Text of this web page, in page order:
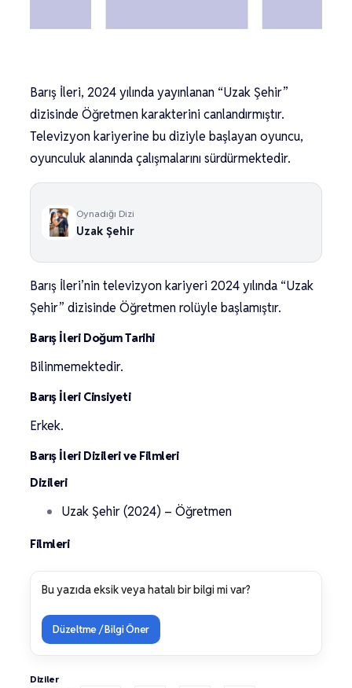
Barış İleri, 2024 yılında yayınlanan “Uzak Şehir”
dizisinde Öğretmen karakterini canlandırmıştır.
Televizyon kariyerine bu diziyle başlayan oyuncu,
oyunculuk alanında çalışmalarını sürdürmektedir.
Oynadığı Dizi
Uzak Şehir
Barış İleri’nin televizyon kariyeri 2024 yılında “Uzak
Şehir” dizisinde Öğretmen rolüyle başlamıştır.
Barış İleri Doğum Tarihi
Bilinmemektedir.
Barış İleri Cinsiyeti
Erkek.
Barış İleri Dizileri ve Filmleri
Dizileri
Uzak Şehir (2024) – Öğretmen
Filmleri
Bu yazıda eksik veya hatalı bir bilgi mi var?
Düzeltme / Bilgi Öner
Diziler